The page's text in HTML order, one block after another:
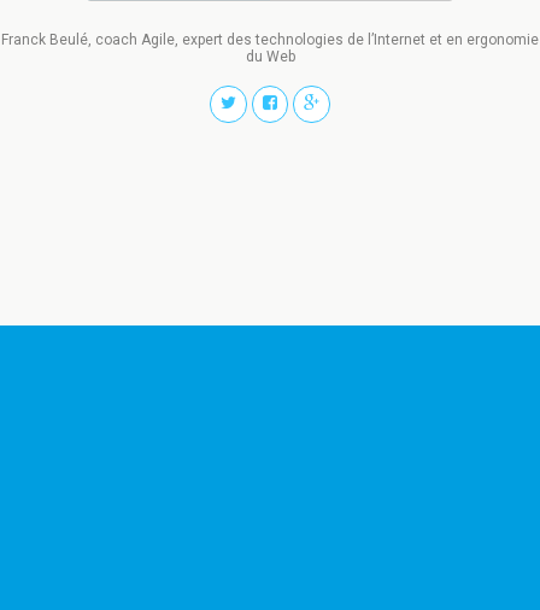
Franck Beulé, coach Agile, expert des technologies de l’Internet et en ergonomie
du Web